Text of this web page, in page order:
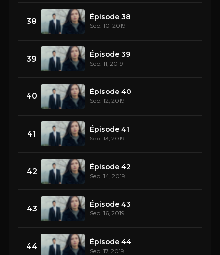
38 Épisode 38
Sep. 10, 2019
39 Épisode 39
Sep. 11, 2019
40 Épisode 40
Sep. 12, 2019
41 Épisode 41
Sep. 13, 2019
42 Épisode 42
Sep. 14, 2019
43 Épisode 43
Sep. 16, 2019
44 Épisode 44
Sep. 17, 2019